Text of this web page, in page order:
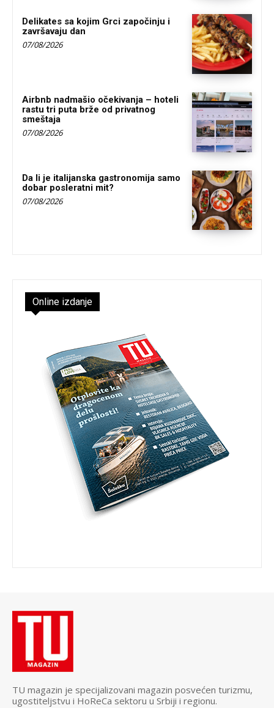
Delikates sa kojim Grci započinju i
završavaju dan
07/08/2026
Airbnb nadmašio očekivanja – hoteli
rastu tri puta brže od privatnog
smeštaja
07/08/2026
Da li je italijanska gastronomija samo
dobar posleratni mit?
07/08/2026
Online izdanje
TU magazin je specijalizovani magazin posvećen turizmu,
ugostiteljstvu i HoReCa sektoru u Srbiji i regionu.